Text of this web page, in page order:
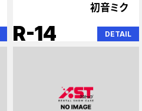
初音ミク
R-14 DETAIL